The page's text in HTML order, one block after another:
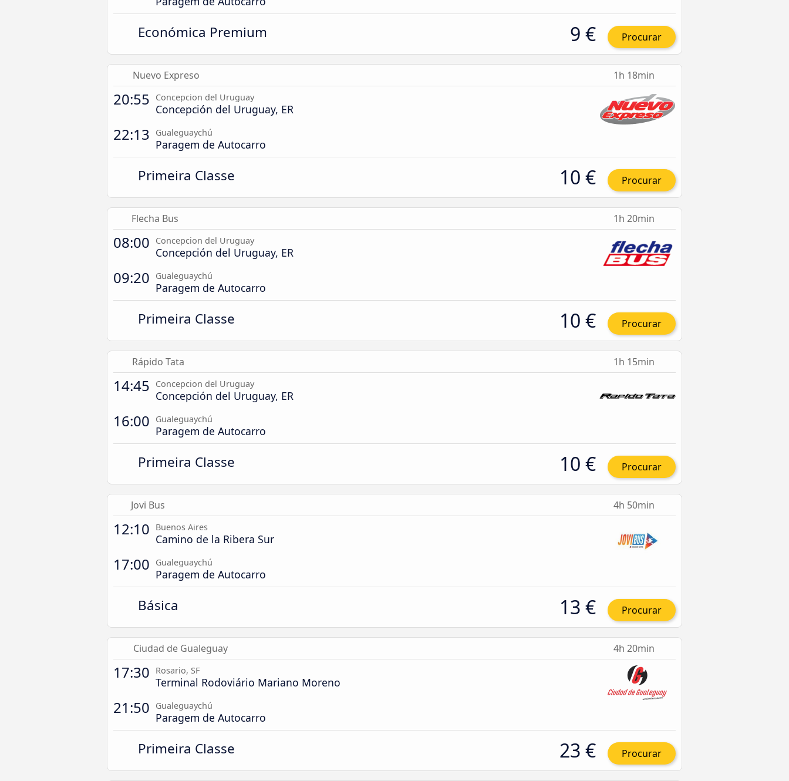
Económica Premium 9 € Procurar
Nuevo Expreso 1h 18min
20:55 Concepcion del Uruguay
Concepción del Uruguay, ER
22:13 Gualeguaychú
Paragem de Autocarro
Primeira Classe 10 € Procurar
Flecha Bus 1h 20min
08:00 Concepcion del Uruguay
Concepción del Uruguay, ER
09:20 Gualeguaychú
Paragem de Autocarro
Primeira Classe 10 € Procurar
Rápido Tata 1h 15min
14:45 Concepcion del Uruguay
Concepción del Uruguay, ER
16:00 Gualeguaychú
Paragem de Autocarro
Primeira Classe 10 € Procurar
Jovi Bus 4h 50min
12:10 Buenos Aires
Camino de la Ribera Sur
17:00 Gualeguaychú
Paragem de Autocarro
Básica 13 € Procurar
Ciudad de Gualeguay 4h 20min
17:30 Rosario, SF
Terminal Rodoviário Mariano Moreno
21:50 Gualeguaychú
Paragem de Autocarro
Primeira Classe 23 € Procurar